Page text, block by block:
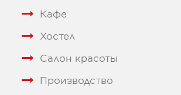
Кафе
Хостел
Салон красоты
Производство